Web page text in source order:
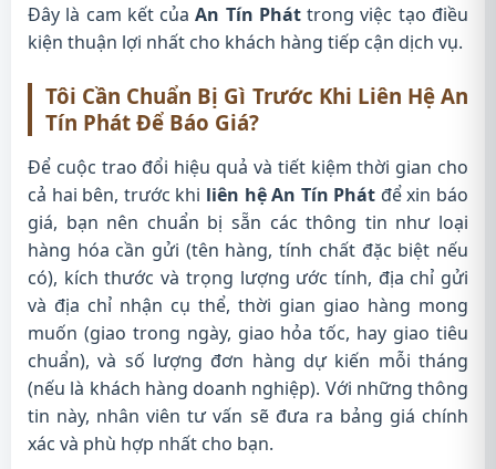
Đây là cam kết củaAn Tín Pháttrong việc tạo điều
kiện thuận lợi nhất cho khách hàng tiếp cận dịch vụ.
Tôi Cần Chuẩn Bị Gì Trước Khi Liên Hệ An
Tín Phát Để Báo Giá?
Để cuộc trao đổi hiệu quả và tiết kiệm thời gian cho
cả hai bên, trước khi liên hệ An Tín Phát để xin báo
giá, bạn nên chuẩn bị sẵn các thông tin như loại
hàng hóa cần gửi (tên hàng, tính chất đặc biệt nếu
có), kích thước và trọng lượng ước tính, địa chỉ gửi
và địa chỉ nhận cụ thể, thời gian giao hàng mong
muốn (giao trong ngày, giao hỏa tốc, hay giao tiêu
chuẩn), và số lượng đơn hàng dự kiến mỗi tháng
(nếu là khách hàng doanh nghiệp). Với những thông
tin này, nhân viên tư vấn sẽ đưa ra bảng giá chính
xác và phù hợp nhất cho bạn.